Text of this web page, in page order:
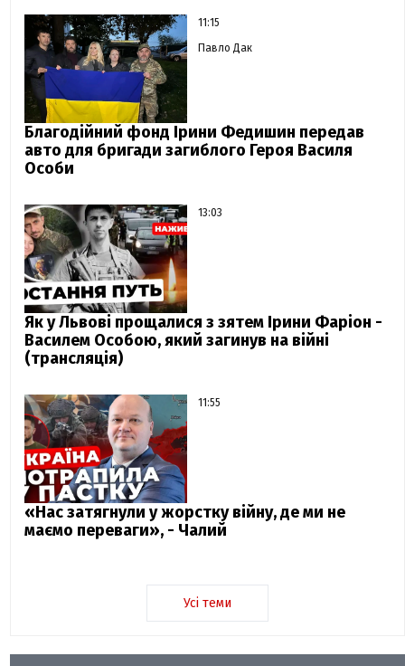
11:15
Павло Дак
Благодійний фонд Ірини Федишин передав
авто для бригади загиблого Героя Василя
Особи
13:03
Як у Львові прощалися з зятем Ірини Фаріон -
Василем Особою, який загинув на війні
(трансляція)
11:55
«Нас затягнули у жорстку війну, де ми не
маємо переваги», - Чалий
Усі теми